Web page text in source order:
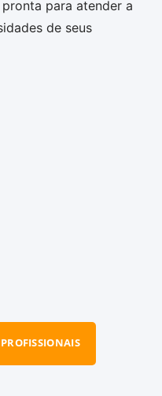
para atender a
de seus